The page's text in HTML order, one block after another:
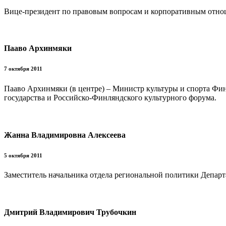
Вице-президент по правовым вопросам и корпоративным
Пааво Архинмяки
7 октября 2011
Пааво Архинмяки (в центре) – Министр культуры и спорта
государства и Российско-Финляндского культурного форума.
Жанна Владимировна Алексеева
5 октября 2011
Заместитель начальника отдела региональной политики
Дмитрий Владимирович Трубочкин